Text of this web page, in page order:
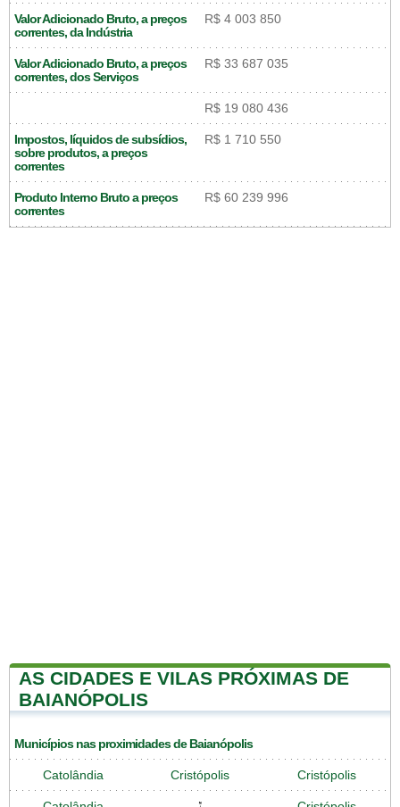
Valor Adicionado Bruto, a preços
correntes, da Indústria
R$ 4 003 850
Valor Adicionado Bruto, a preços
correntes, dos Serviços
R$ 33 687 035
R$ 19 080 436
Impostos, líquidos de subsídios,
sobre produtos, a preços
correntes
R$ 1 710 550
Produto Interno Bruto a preços
correntes
R$ 60 239 996
AS CIDADES E VILAS PRÓXIMAS DE
BAIANÓPOLIS
Municípios nas proximidades de Baianópolis
Catolândia Cristópolis Cristópolis